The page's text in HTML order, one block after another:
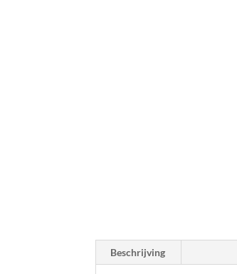
Beschrijving